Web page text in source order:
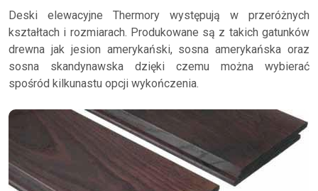
Deski elewacyjne Thermory występują w przeróżnych
kształtach i rozmiarach. Produkowane są z takich gatunków
drewna jak jesion amerykański, sosna amerykańska oraz
sosna skandynawska dzięki czemu można wybierać
spośród kilkunastu opcji wykończenia.